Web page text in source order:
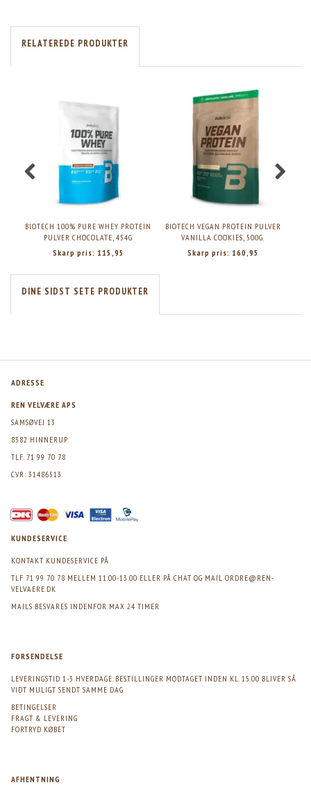
RELATEREDE PRODUKTER
BIOTECH 100% PURE WHEY PROTEIN
PULVER CHOCOLATE, 454G
Skarp pris: 115,95
BIOTECH VEGAN PROTEIN PULVER
VANILLA COOKIES, 500G.
Skarp pris: 160,95
DINE SIDST SETE PRODUKTER
ADRESSE
REN VELVÆRE APS
SAMSØVEJ 13
8382 HINNERUP
TLF. 71 99 70 78
CVR: 31486513
KUNDESERVICE
KONTAKT KUNDESERVICE PÅ
TLF 71 99 70 78 MELLEM 11.00-13.00 ELLER PÅ CHAT OG MAIL ORDRE@REN-
VELVAERE.DK
MAILS BESVARES INDENFOR MAX 24 TIMER
FORSENDELSE
LEVERINGSTID 1-3 HVERDAGE. BESTILLINGER MODTAGET INDEN KL. 15.00 BLIVER SÅ
VIDT MULIGT SENDT SAMME DAG
BETINGELSER
FRAGT & LEVERING
FORTRYD KØBET
AFHENTNING